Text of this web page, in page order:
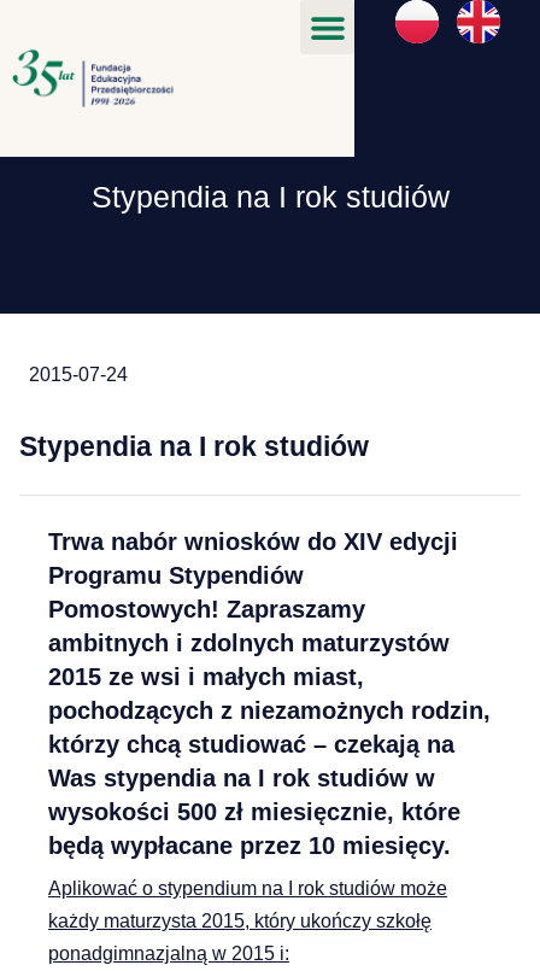
Stypendia na I rok studiów
2015-07-24
Stypendia na I rok studiów
Trwa nabór wniosków do XIV edycji
Programu Stypendiów
Pomostowych! Zapraszamy
ambitnych i zdolnych maturzystów
2015 ze wsi i małych miast,
pochodzących z niezamożnych rodzin,
którzy chcą studiować – czekają na
Was stypendia na I rok studiów w
wysokości 500 zł miesięcznie, które
będą wypłacane przez 10 miesięcy.
Aplikować o stypendium na I rok studiów może
każdy maturzysta 2015, który ukończy szkołę
ponadgimnazjalną w 2015 i: